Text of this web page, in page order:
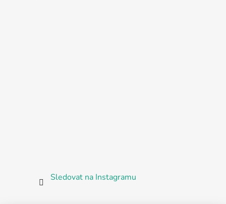
Sledovat na Instagramu